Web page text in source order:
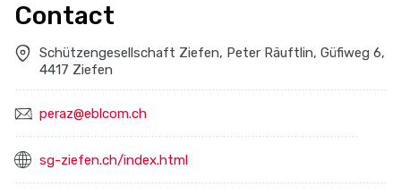
Contact
Schützengesellschaft Ziefen, Peter Räuftlin, Güfiweg 6,
4417 Ziefen
peraz@eblcom.ch
sg-ziefen.ch/index.html